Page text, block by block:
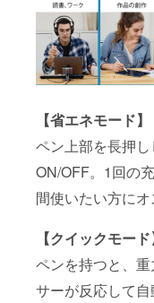
【省エネモード】
ペン上部を長押
ON/OFF。1回の
間使いたい方にオ
【クイックモード
ペンを持つと、
サーが反応して